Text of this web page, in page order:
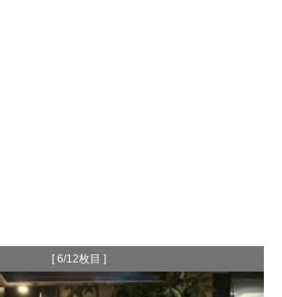
[ 6/12枚目 ]